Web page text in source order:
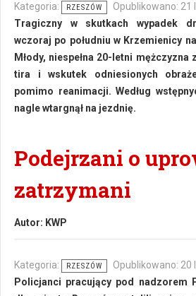
Kategoria: RZESZÓW
Opublikowano: 21
Tragiczny w skutkach wypadek
wczoraj po południu w Krzemienicy
Młody, niespełna 20-letni mężczyzna
tira i wskutek odniesionych
pomimo reanimacji. Według
nagle wtargnął na jezdnię.
Podejrzani o
zatrzymani
Autor: KWP
Kategoria: RZESZÓW
Opublikowano: 20
Policjanci pracujący pod nadzorem